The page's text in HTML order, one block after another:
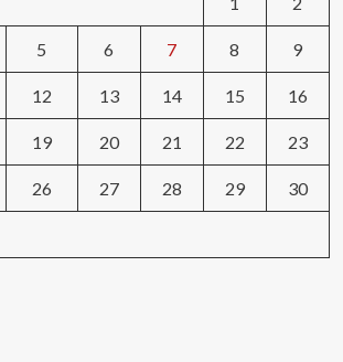
5 6 7 8 9
12 13 14 15 16
19 20 21 22 23
26 27 28 29 30